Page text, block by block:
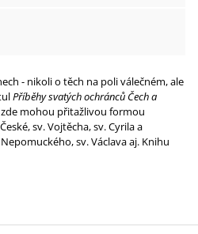
- nikoli o těch na poli válečném, ale
Příběhy svatých ochránců Čech a
mohou přitažlivou formou
sv. Vojtěcha, sv. Cyrila a
sv. Václava aj. Knihu